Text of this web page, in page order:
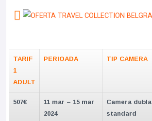
TARIF
1
ADULT
PERIOADA TIP CAMERA
507€
11 mar – 15 mar
2024
Camera dubla
standard